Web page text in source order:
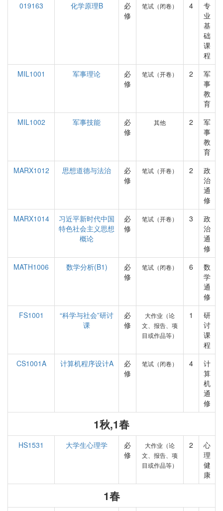
019163
化学原理B
必
修
笔试（闭卷） 4
专
业
基
础
课
程
MIL1001
军事理论
必
修
笔试（开卷） 2
军
事
教
育
MIL1002
军事技能
必
修
其他 2
军
事
教
育
MARX1012
思想道德与法治
必
修
笔试（开卷） 2
政
治
通
修
MARX1014
习近平新时代中国
特色社会主义思想
概论
必
修
笔试（开卷） 3
政
治
通
修
MATH1006
数学分析(B1)
必
修
笔试（闭卷） 6
数
学
通
修
FS1001
“科学与社会”研讨
课
必
修
大作业（论
文、报告、项
目或作品等）
1
研
讨
课
程
CS1001A
计算机程序设计A
必
修
笔试（闭卷） 4
计
算
机
通
修
1秋,1春
HS1531 大学生心理学
必
修
大作业（论
文、报告、项
目或作品等）
2
心
理
健
康
1春